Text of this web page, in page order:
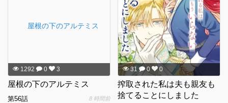
1292 0 3
屋根の下のアルテミス
第56話 8 時間前
31 0 0
搾取された私は夫も親友も
捨てることにしました